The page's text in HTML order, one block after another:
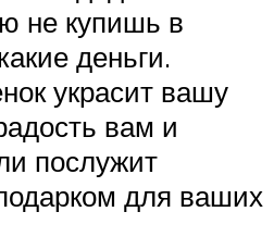
не купишь в
деньги.
украсит вашу
вам и
послужит
для ваших